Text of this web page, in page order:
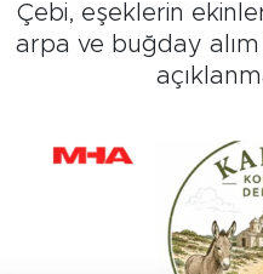
Çebi, eşeklerin
arpa ve buğday